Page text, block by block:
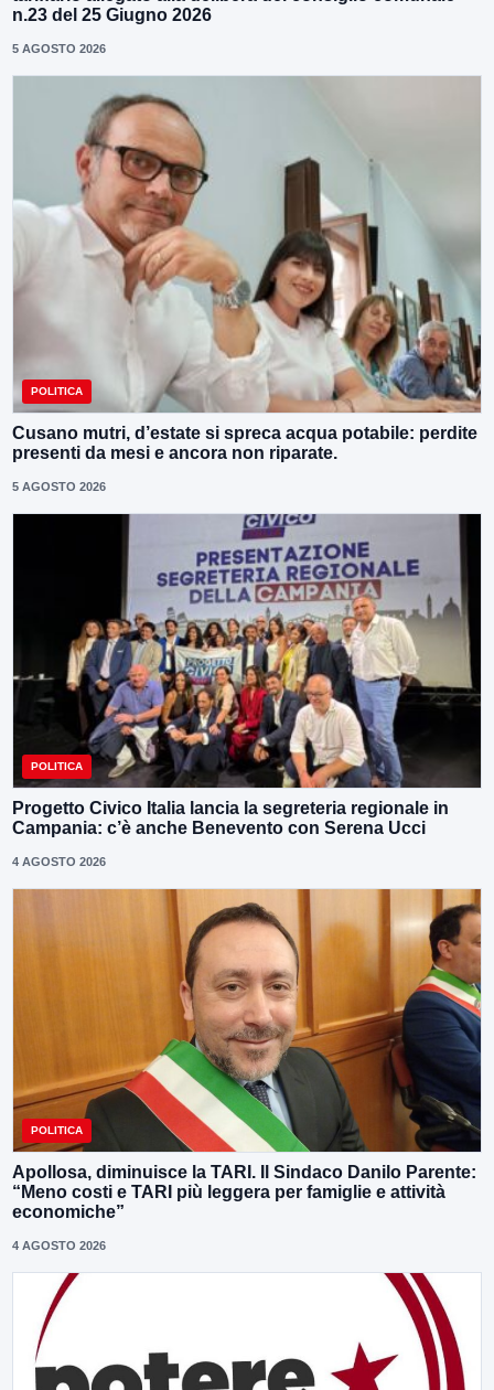
n.23 del 25 Giugno 2026
5 AGOSTO 2026
POLITICA
Cusano mutri, d’estate si spreca acqua potabile: perdite
presenti da mesi e ancora non riparate.
5 AGOSTO 2026
POLITICA
Progetto Civico Italia lancia la segreteria regionale in
Campania: c’è anche Benevento con Serena Ucci
4 AGOSTO 2026
POLITICA
Apollosa, diminuisce la TARI. Il Sindaco Danilo Parente:
“Meno costi e TARI più leggera per famiglie e attività
economiche”
4 AGOSTO 2026